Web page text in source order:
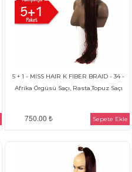
5 + 1 - MISS HAIR K FIBER BRAID - 34 -
Afrika Örgüsü Saçı, Rasta,Topuz Saçı
750.00 ₺ Sepete Ekle